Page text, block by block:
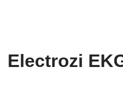
Electrozi